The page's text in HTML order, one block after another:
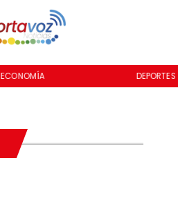
ECONOMÍA DEPORTES